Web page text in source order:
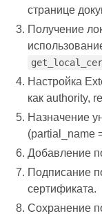
странице
Получение
Настройка
как authority,
Назначение
(partial_name
Добавление
Подписание
сертификата.
Сохранение